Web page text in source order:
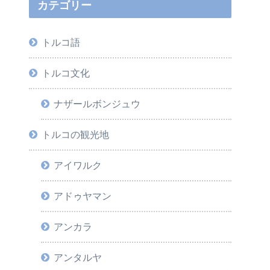
カテゴリー
トルコ語
トルコ文化
ナザールボンジュウ
トルコの観光地
アイワルク
アドゥヤマン
アンカラ
アンタルヤ